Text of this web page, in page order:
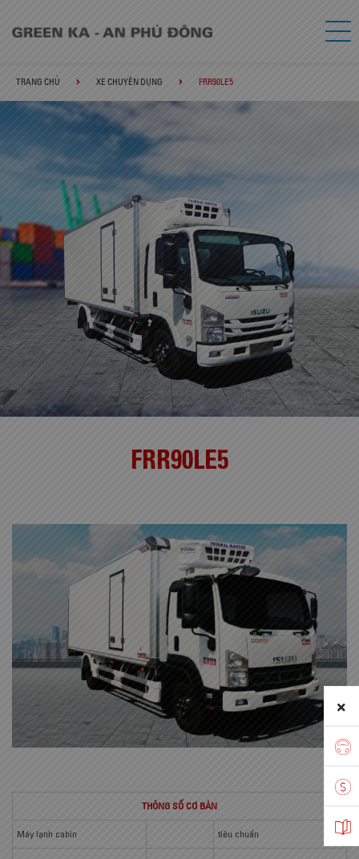
TRANG CHỦ XE CHUYÊN DỤNG FRR90LE5
FRR90LE5
THÔNG SỐ CƠ BẢN
Máy lạnh cabin tiêu chuẩn